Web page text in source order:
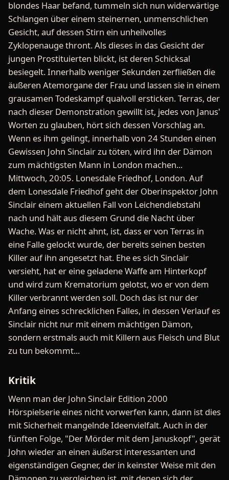
blondes Haar befand, tummeln sich nun widerwärtige
Schlangen über einem steinernen, unmenschlichen
Gesicht, auf dessen Stirn ein unheilvolles
Zyklopenauge thront. Als dieses in das Gesicht der
jungen Prostituierten blickt, ist deren Schicksal
besiegelt. Innerhalb weniger Sekunden zerfließen die
äußeren Atemorgane der Frau und lassen sie in einem
grausamen Todeskampf qualvoll ersticken. Terras, der
nach dieser Demonstration gewillt ist, jedes von Janus'
Worten zu glauben, hört sich dessen Vorschlag an.
Wenn es ihm gelingt, innerhalb von 24 Stunden einen
Gewissen John Sinclair zu töten, wird ihn der Dämon
zum mächtigsten Mann in London machen...
Mittwoch, 20:05. Lonesdale Friedhof, London. Auf
dem Lonesdale Friedhof geht der Oberinspektor John
Sinclair einem aktuellen Fall von Leichendiebstahl
nach und hält aus diesem Grund die Nacht über
Wache. Was er nicht ahnt, ist, dass er von Terras in
eine Falle gelockt wurde, der bereits seinen besten
Killer auf ihn angesetzt hat. Ehe es sich Sinclair
versieht, hat er eine geladene Waffe am Hinterkopf
und wird zum Krematorium gelotst, wo er von dem
Killer verbrannt werden soll. Doch das ist nur der
Anfang eines schrecklichen Falles, in dessen Verlauf es
Sinclair nicht nur mit einem mächtigen Dämon,
sondern erstmals auch mit Killern aus Fleisch und Blut
zu tun bekommt...
Kritik
Wenn man der John Sinclair Edition 2000
Hörspielserie eines nicht vorwerfen kann, dann ist dies
mit Sicherheit mangelnde Ideenvielfalt. Auch in der
fünften Folge, "Der Mörder mit dem Januskopf", gerät
John wieder an einen äußerst interessanten und
eigenständigen Gegner, der in keinster Weise mit den